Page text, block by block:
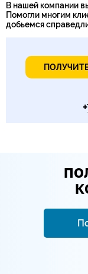
В нашей компании
Помогли многим
добьемся